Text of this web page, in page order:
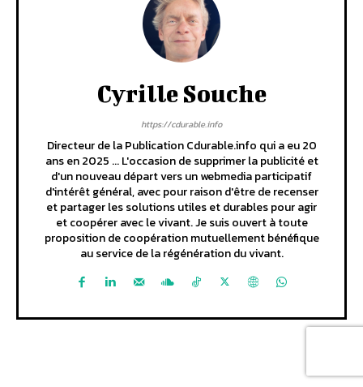
Cyrille Souche
https://cdurable.info
Directeur de la Publication Cdurable.info qui a eu 20
ans en 2025 ... L'occasion de supprimer la publicité et
d'un nouveau départ vers un webmedia participatif
d'intérêt général, avec pour raison d'être de recenser
et partager les solutions utiles et durables pour agir
et coopérer avec le vivant. Je suis ouvert à toute
proposition de coopération mutuellement bénéfique
au service de la régénération du vivant.